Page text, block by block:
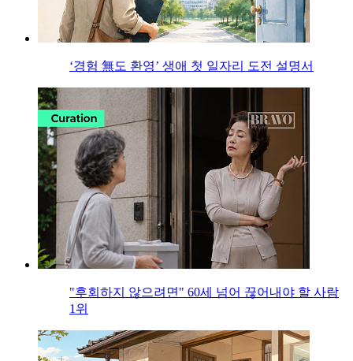
‘경험 無도 환영’ 생애 첫 일자리 도전 설명서
"후회하지 않으려면" 60세 넘어 끊어내야 할 사람
1위